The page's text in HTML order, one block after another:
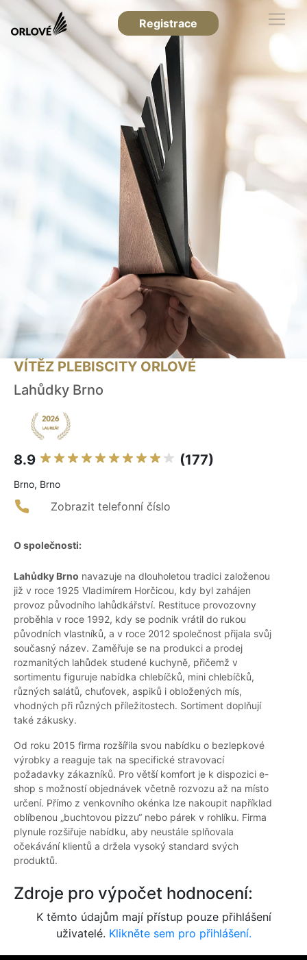
Registrace
VÍTĚZ PLEBISCITY ORLOVÉ
Lahůdky Brno
8.9 (177)
Brno, Brno
Zobrazit telefonní číslo
O společnosti:
Lahůdky Brno navazuje na dlouholetou tradici založenou
již v roce 1925 Vladimírem Horčicou, kdy byl zahájen
provoz původního lahůdkářství. Restituce provozovny
proběhla v roce 1992, kdy se podnik vrátil do rukou
původních vlastníků, a v roce 2012 společnost přijala svůj
současný název. Zaměřuje se na produkci a prodej
rozmanitých lahůdek studené kuchyně, přičemž v
sortimentu figuruje nabídka chlebíčků, mini chlebíčků,
různých salátů, chuťovek, aspiků i obložených mís,
vhodných při různých příležitostech. Sortiment doplňují
také zákusky.
Od roku 2015 firma rozšířila svou nabídku o bezlepkové
výrobky a reaguje tak na specifické stravovací
požadavky zákazníků. Pro větší komfort je k dispozici e-
shop s možností objednávek včetně rozvozu až na místo
určení. Přímo z venkovního okénka lze nakoupit například
oblíbenou „buchtovou pizzu“ nebo párek v rohlíku. Firma
plynule rozšiřuje nabídku, aby neustále splňovala
očekávání klientů a držela vysoký standard svých
produktů.
Zdroje pro výpočet hodnocení:
K těmto údajům mají přístup pouze přihlášení
uživatelé. Klikněte sem pro přihlášení.